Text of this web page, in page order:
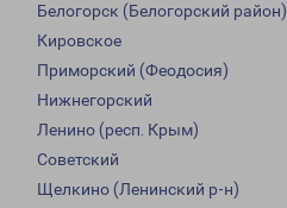
Белогорск (Белогорский район)
Кировское
Приморский (Феодосия)
Нижнегорский
Ленино (респ. Крым)
Советский
Щелкино (Ленинский р-н)